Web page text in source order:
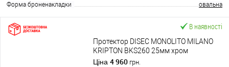
Форма броненакладки
овальна
В наявності
Протектор DISEC MONOLITO MILANO
KRIPTON BKS260 25мм хром
полірований
Ціна 4 960 грн.